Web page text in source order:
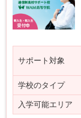
サポート対象
学校のタイプ
入学可能エリア